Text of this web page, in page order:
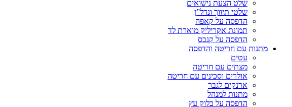
שלט הצעת נישואים
שלטי תיווך ונדל”ן
הדפסה על קאפה
תמונת אקריליק מוארת לד
הדפסה על קנבס
מתנות עם חריטה והדפסה
עטים
מצתים עם חריטה
אולרים וסכינים עם חריטה
ארנקים לגבר
מתנות למנהל
הדפסה על בלוק עץ